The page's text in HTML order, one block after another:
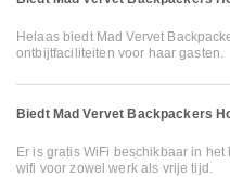
Helaas biedt Mad Vervet
ontbijtfaciliteiten voor haar gasten.
Biedt Mad Vervet Backpackers
Er is gratis WiFi beschikbaar in
wifi voor zowel werk als vrije tijd.